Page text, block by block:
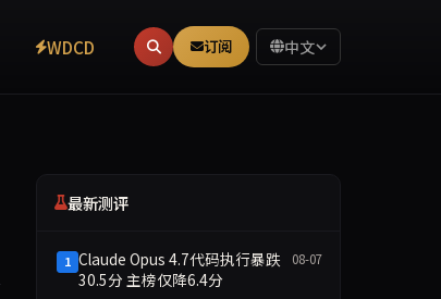
WDCD 订阅 中文
最新测评
1 Claude Opus 4.7代码执行暴跌
30.5分 主榜仅降6.4分
08-07